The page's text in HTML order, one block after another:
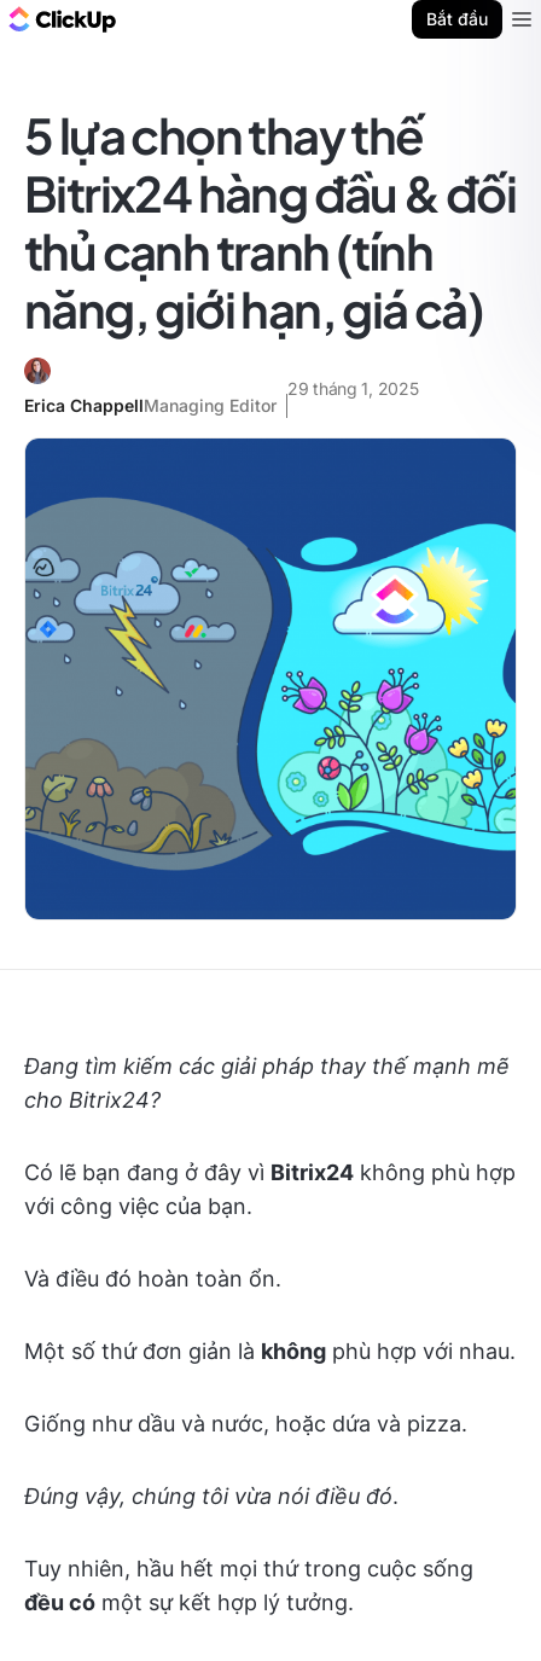
Bắt đầu
5 lựa chọn thay thế
Bitrix24 hàng đầu & đối
thủ cạnh tranh (tính
năng, giới hạn, giá cả)
Erica ChappellManaging Editor
29 tháng 1, 2025
Đang tìm kiếm các giải pháp thay thế mạnh mẽ
cho Bitrix24?
Có lẽ bạn đang ở đây vì Bitrix24 không phù hợp
với công việc của bạn.
Và điều đó hoàn toàn ổn.
Một số thứ đơn giản là không phù hợp với nhau.
Giống như dầu và nước, hoặc dứa và pizza.
Đúng vậy, chúng tôi vừa nói điều đó.
Tuy nhiên, hầu hết mọi thứ trong cuộc sống
đều có một sự kết hợp lý tưởng.